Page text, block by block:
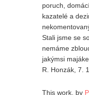
poruch,
kazatelé a
Stali jsme se
nemáme
jakýmsi
R. Honzák, 7.
This work, by